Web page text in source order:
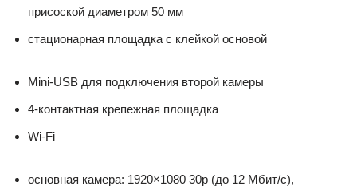
присоской диаметром 50 мм
стационарная площадка с клейкой основой
Mini-USB для подключения второй камеры
4-контактная крепежная площадка
Wi-Fi
основная камера: 1920×1080 30p (до 12 Мбит/с),